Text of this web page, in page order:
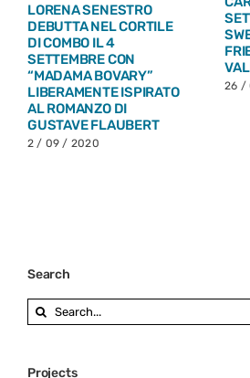
NELL’AMBITO DELLA
RASSEGNA ESTIVA
“SUMMER PLAYS” IRENE
IVALDI PORTA IN SCENA
DUE MONOLOGHI DI
ALDO NICOLAJ: “SALI E
TABACCHI” e “ZIE E
PICCIONI” TEATRO
CARIGNANO DAL 28 AL
Search